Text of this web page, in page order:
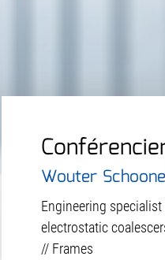
Wouter
Engineering
electrostatic
// Frames